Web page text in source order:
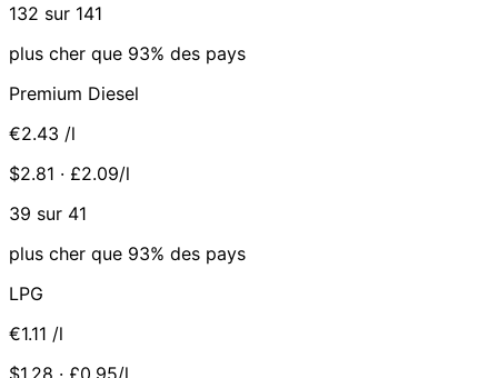
132 sur 141
plus cher que 93% des pays
Premium Diesel
€2.43 /l
$2.81 · £2.09/l
39 sur 41
plus cher que 93% des pays
LPG
€1.11 /l
$1.28 · £0.95/l